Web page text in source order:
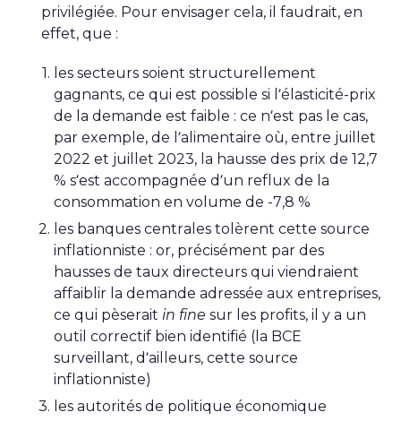
privilégiée. Pour envisager cela, il faudrait, en
effet, que :
les secteurs soient structurellement
gagnants, ce qui est possible si l’élasticité-prix
de la demande est faible : ce n’est pas le cas,
par exemple, de l’alimentaire où, entre juillet
2022 et juillet 2023, la hausse des prix de 12,7
% s’est accompagnée d’un reflux de la
consommation en volume de -7,8 %
les banques centrales tolèrent cette source
inflationniste : or, précisément par des
hausses de taux directeurs qui viendraient
affaiblir la demande adressée aux entreprises,
ce qui pèserait in fine sur les profits, il y a un
outil correctif bien identifié (la BCE
surveillant, d’ailleurs, cette source
inflationniste)
les autorités de politique économique